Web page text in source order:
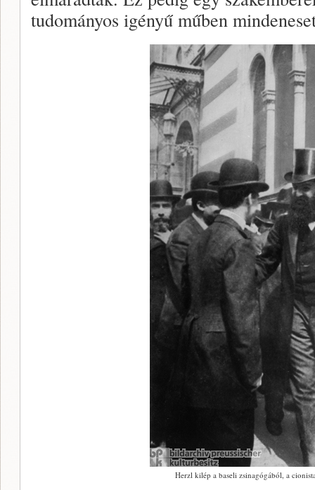
tudományos igényű műben
Herzl kilép a baseli zsinagógából, a